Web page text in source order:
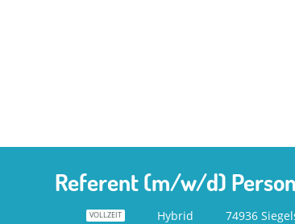
Referent (m/w/d)
VOLLZEIT Hybrid 74936